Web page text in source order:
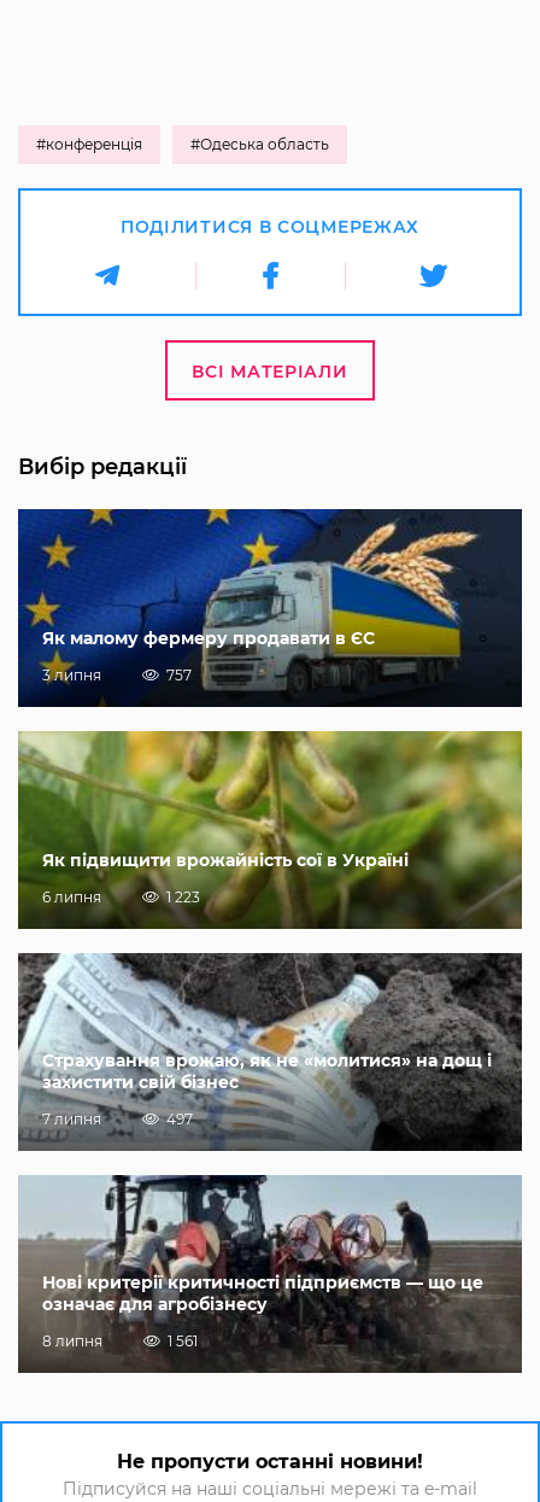
#конференція #Одеська область
ПОДІЛИТИСЯ В СОЦМЕРЕЖАХ
ВСІ МАТЕРІАЛИ
Вибір редакції
Як малому фермеру продавати в ЄС
3 липня 757
Як підвищити врожайність сої в Україні
6 липня 1 223
Страхування врожаю, як не «молитися» на дощ і
захистити свій бізнес
7 липня 497
Нові критерії критичності підприємств — що це
означає для агробізнесу
8 липня 1 561
Не пропусти останні новини!
Підписуйся на наші соціальні мережі та e-mail